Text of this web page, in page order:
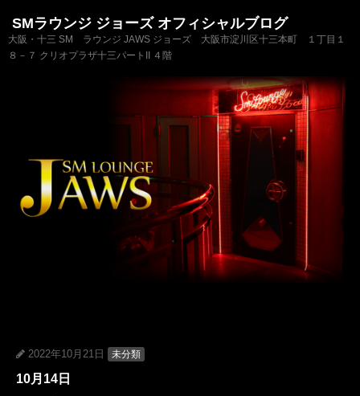
SMラウンジ ジョーズ オフィシャルブログ
大阪・十三 SM ラウンジ JAWS ジョーズ 大阪市淀川区十三本町 １丁目１
８－７ クリオプラザ十三パートII ４階
2022年10月21日 未分類
10月14日